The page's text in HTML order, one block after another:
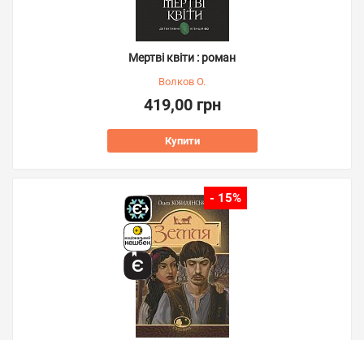
Мертві квіти : роман
Волков О.
419,00 грн
Купити
- 15%